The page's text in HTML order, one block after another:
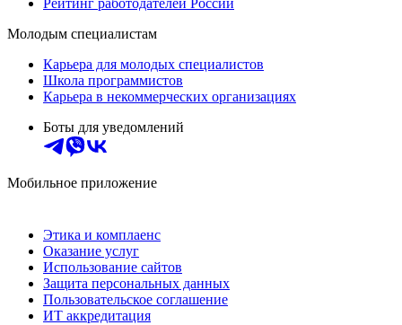
Молодым специалистам
Карьера для молодых специалистов
Школа программистов
Карьера в некоммерческих организациях
Боты для уведомлений
Мобильное приложение
Этика и комплаенс
Оказание услуг
Использование сайтов
Защита персональных данных
Пользовательское соглашение
ИТ аккредитация